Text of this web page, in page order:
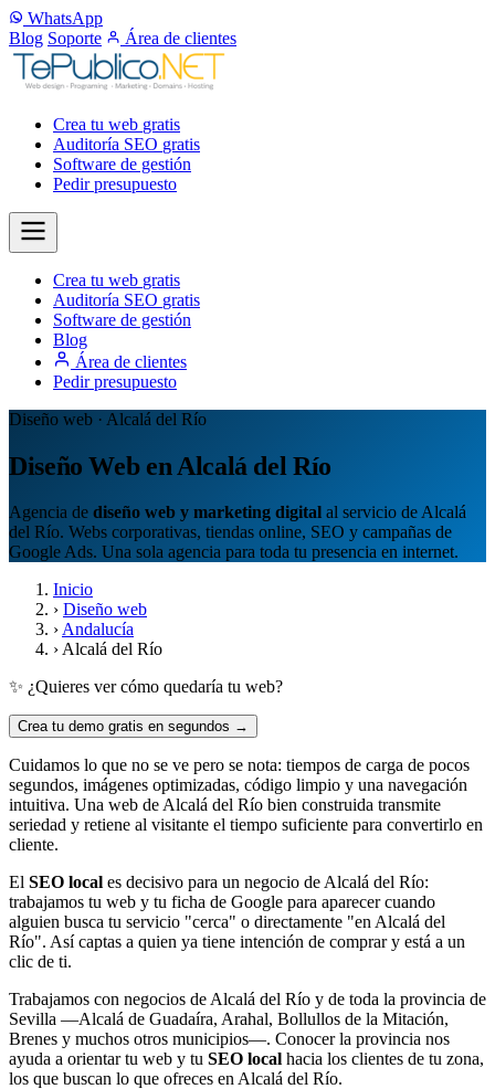
WhatsApp
Blog Soporte Área de clientes
Crea tu web gratis
Auditoría SEO gratis
Software de gestión
Pedir presupuesto
Crea tu web gratis
Auditoría SEO gratis
Software de gestión
Blog
Área de clientes
Pedir presupuesto
Diseño web · Alcalá del Río
Diseño Web en Alcalá del Río
Agencia de diseño web y marketing digital al servicio de Alcalá
del Río. Webs corporativas, tiendas online, SEO y campañas de
Google Ads. Una sola agencia para toda tu presencia en internet.
Inicio
› Diseño web
› Andalucía
› Alcalá del Río
✨ ¿Quieres ver cómo quedaría tu web?
Crea tu demo gratis en segundos →
Cuidamos lo que no se ve pero se nota: tiempos de carga de pocos
segundos, imágenes optimizadas, código limpio y una navegación
intuitiva. Una web de Alcalá del Río bien construida transmite
seriedad y retiene al visitante el tiempo suficiente para convertirlo en
cliente.
El SEO local es decisivo para un negocio de Alcalá del Río:
trabajamos tu web y tu ficha de Google para aparecer cuando
alguien busca tu servicio "cerca" o directamente "en Alcalá del
Río". Así captas a quien ya tiene intención de comprar y está a un
clic de ti.
Trabajamos con negocios de Alcalá del Río y de toda la provincia de
Sevilla —Alcalá de Guadaíra, Arahal, Bollullos de la Mitación,
Brenes y muchos otros municipios—. Conocer la provincia nos
ayuda a orientar tu web y tu SEO local hacia los clientes de tu zona,
los que buscan lo que ofreces en Alcalá del Río.